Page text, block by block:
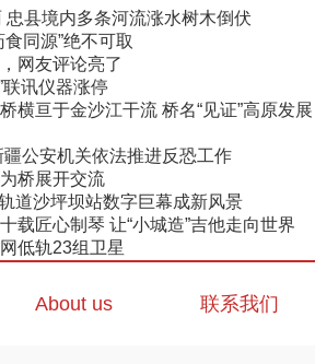
县境内多条河流涨水树木倒伏
同源”绝不可取
网友评论亮了
联讯仪器涨停
横亘于金沙江干流 桥名“见证”高原发展
公安机关依法推进反恐工作
桥展开交流
道沙坪坝站数字巨幕成新风景
载匠心制琴 让“小城造”吉他走向世界
低轨23组卫星
About us 联系我们